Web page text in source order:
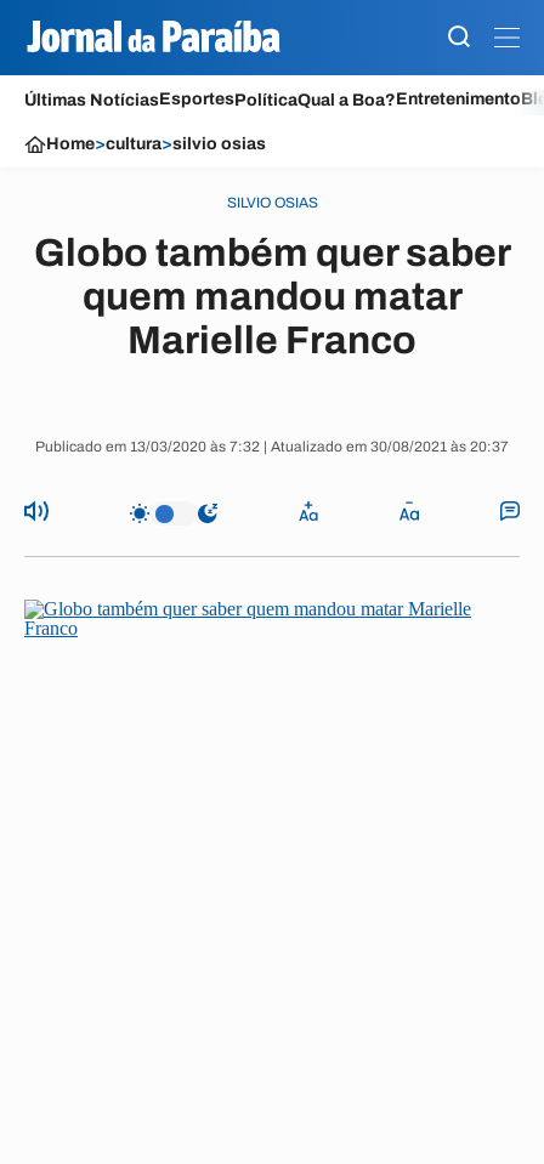
Últimas NotíciasEsportesPolíticaQual a Boa?Entretenimento
Home>cultura>silvio osias
SILVIO OSIAS
Globo também quer saber
quem mandou matar
Marielle Franco
Publicado em 13/03/2020 às 7:32 | Atualizado em 30/08/2021 às 20:37